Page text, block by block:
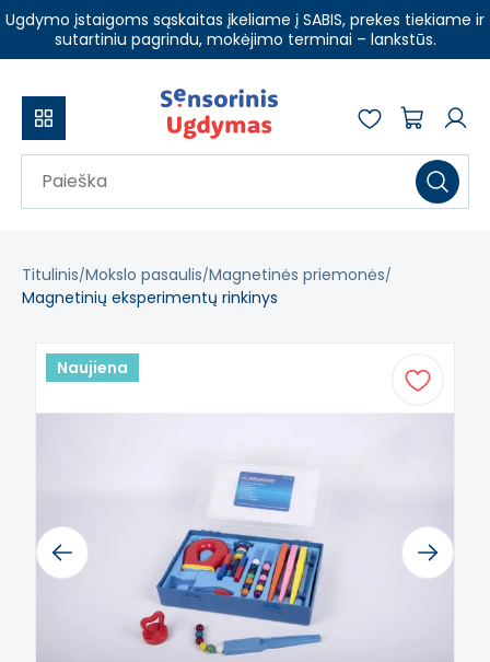
Ugdymo įstaigoms sąskaitas įkeliame į SABIS, prekes tiekiame ir
sutartiniu pagrindu, mokėjimo terminai – lankstūs.
Titulinis Mokslo pasaulis Magnetinės priemonės
Magnetinių eksperimentų rinkinys
Naujiena
Previous Next